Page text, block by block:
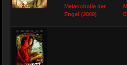
Melancholie der
Engel (2009)